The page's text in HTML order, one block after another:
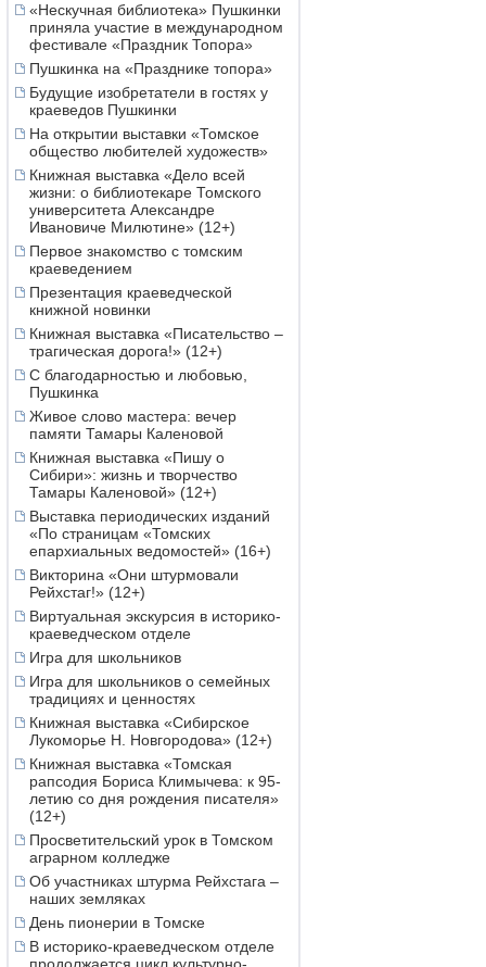
«Нескучная библиотека» Пушкинки
приняла участие в международном
фестивале «Праздник Топора»
Пушкинка на «Празднике топора»
Будущие изобретатели в гостях у
краеведов Пушкинки
На открытии выставки «Томское
общество любителей художеств»
Книжная выставка «Дело всей
жизни: о библиотекаре Томского
университета Александре
Ивановиче Милютине» (12+)
Первое знакомство с томским
краеведением
Презентация краеведческой
книжной новинки
Книжная выставка «Писательство –
трагическая дорога!» (12+)
С благодарностью и любовью,
Пушкинка
Живое слово мастера: вечер
памяти Тамары Каленовой
Книжная выставка «Пишу о
Сибири»: жизнь и творчество
Тамары Каленовой» (12+)
Выставка периодических изданий
«По страницам «Томских
епархиальных ведомостей» (16+)
Викторина «Они штурмовали
Рейхстаг!» (12+)
Виртуальная экскурсия в историко-
краеведческом отделе
Игра для школьников
Игра для школьников о семейных
традициях и ценностях
Книжная выставка «Сибирское
Лукоморье Н. Новгородова» (12+)
Книжная выставка «Томская
рапсодия Бориса Климычева: к 95-
летию со дня рождения писателя»
(12+)
Просветительский урок в Томском
аграрном колледже
Об участниках штурма Рейхстага –
наших земляках
День пионерии в Томске
В историко-краеведческом отделе